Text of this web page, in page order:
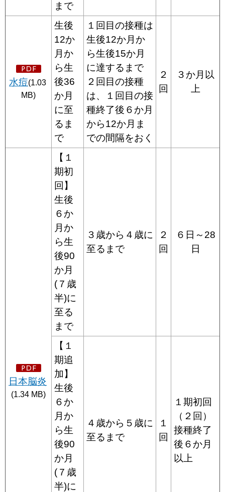
まで
水痘(1.03
MB)
生後
12か
月か
ら生
後36
か月
に至
るま
で
１回目の接種は
生後12か月か
ら生後15か月
に達するまで
２回目の接種
は、１回目の接
種終了後６か月
から12か月ま
での間隔をおく
２
回
３か月以
上
日本脳炎
(1.34 MB)
【１
期初
回】
生後
６か
月か
ら生
後90
か月
(７歳
半)に
至る
まで
３歳から４歳に
至るまで
２
回
６日～28
日
【１
期追
加】
生後
６か
月か
ら生
後90
か月
(７歳
半)に
４歳から５歳に
至るまで
１
回
１期初回
（２回）
接種終了
後６か月
以上